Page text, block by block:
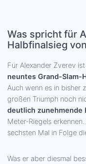
Was spricht für
Halbfinalsieg
Für Alexander Zverev
neuntes Grand-Slam-
Auch wenn es in bisher
großen Triumph noch
deutlich zunehmende
Meter-Riegels
sechsten Mal in Folge
Was er aber diesmal